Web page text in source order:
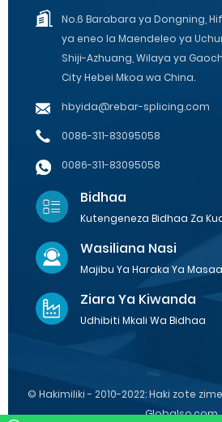
No.6 Barabara ya Dongning,
ya eneo la Maendeleo ya
Shiji-Azhuang, Wilaya ya
City Hebei Mkoa wa China.
hbyida@rebar-splicing.com
0086-311-83095058
0086-311-83095058
Bidhaa
Kutengeneza Bidhaa Za
Wasiliana Nasi
Majibu Ya Haraka Ya
Ziara Ya Kiwanda
Udhibiti Mkali Wa Bidhaa
© Hakimiliki - 2010-2022: Haki zote
Globalso.com